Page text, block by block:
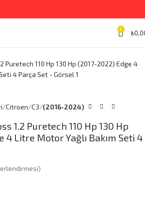
0 ₺
Citroen C3 (2016-2024)
1.2 Puretech 110 Hp 130 Hp
4 Litre Motor Yağlı Bakım Seti 4